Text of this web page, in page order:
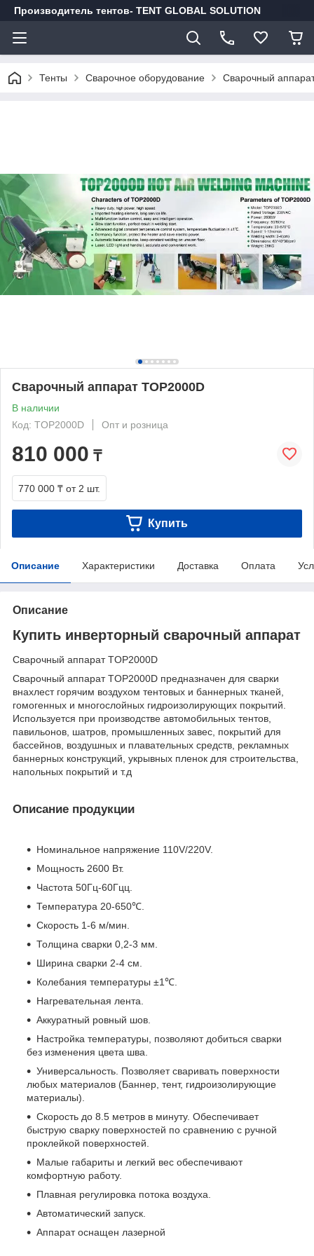
Производитель тентов- TENT GLOBAL SOLUTION
Тенты Сварочное оборудование Сварочный
Сварочный аппарат TOP2000D
В наличии
Код: TOP2000D
Опт и розница
810 000 ₸
770 000 ₸ от 2 шт.
Купить
Описание Характеристики Доставка Оплата
Описание
Купить инверторный сварочный аппарат
Сварочный аппарат TOP2000D
Сварочный аппарат TOP2000D предназначен для сварки
внахлест горячим воздухом тентовых и баннерных тканей,
гомогенных и многослойных гидроизолирующих покрытий.
Используется при производстве автомобильных тентов,
павильонов, шатров, промышленных завес, покрытий для
бассейнов, воздушных и плавательных средств, рекламных
баннерных конструкций, укрывных пленок для строительства,
напольных покрытий и т.д
Описание продукции
Номинальное напряжение 110V/220V.
Мощность 2600 Вт.
Частота 50Гц-60Гцц.
Температура 20-650℃.
Скорость 1-6 м/мин.
Толщина сварки 0,2-3 мм.
Ширина сварки 2-4 см.
Колебания температуры ±1℃.
Нагревательная лента.⠀
Аккуратный ровный шов.
Настройка температуры, позволяют добиться сварки
без изменения цвета шва.
Универсальность. Позволяет сваривать поверхности
любых материалов (Баннер, тент, гидроизолирующие
материалы).
Скорость до 8.5 метров в минуту. Обеспечивает
быструю сварку поверхностей по сравнению с ручной
проклейкой поверхностей.
Малые габариты и легкий вес обеспечивают
комфортную работу.
Плавная регулировка потока воздуха.
Автоматический запуск.
Аппарат оснащен лазерной